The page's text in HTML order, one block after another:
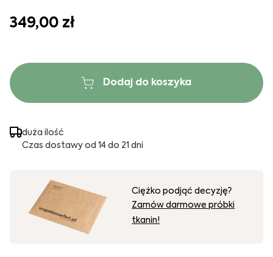
349,00 zł
Dodaj do koszyka
duża ilość
Czas dostawy od 14 do 21 dni
Ciężko podjąć decyzję?
Zamów darmowe próbki
tkanin!